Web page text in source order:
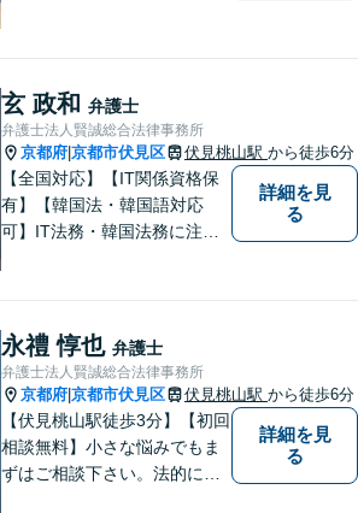
件、建築事件などの幅広い分
野でも経験を積んでおりま
す。お気軽にご相談くださ
い。
玄 政和 弁護士
弁護士法人賢誠総合法律事務所
京都府 京都市伏見区 伏見桃山駅 から徒歩6分
【全国対応】【IT関係資格保
有】【韓国法・韓国語対応
可】IT法務・韓国法務に注力
詳細を見
る
永禮 惇也 弁護士
弁護士法人賢誠総合法律事務所
京都府 京都市伏見区 伏見桃山駅 から徒歩6分
【伏見桃山駅徒歩3分】【初回
相談無料】小さな悩みでもま
ずはご相談下さい。法的に無
詳細を見
る